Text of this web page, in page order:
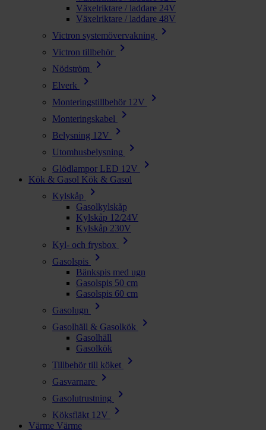
Växelriktare / laddare 24V
Växelriktare / laddare 48V
Victron systemövervakning
chevron_right
Victron tillbehör chevron_right
Nödström chevron_right
Elverk chevron_right
Monteringstillbehör 12V chevron_right
Monteringskabel chevron_right
Belysning 12V chevron_right
Utomhusbelysning chevron_right
Glödlampor LED 12V chevron_right
Kök & Gasol Kök & Gasol
Kylskåp
chevron_right
Gasolkylskåp
Kylskåp 12/24V
Kylskåp 230V
Kyl- och frysbox
chevron_right
Gasolspis chevron_right
Bänkspis med ugn
Gasolspis 50 cm
Gasolspis 60 cm
Gasolugn
chevron_right
Gasolhäll & Gasolkök chevron_right
Gasolhäll
Gasolkök
Tillbehör till köket
chevron_right
Gasvarnare chevron_right
Gasolutrustning chevron_right
Köksfläkt 12V chevron_right
Värme Värme